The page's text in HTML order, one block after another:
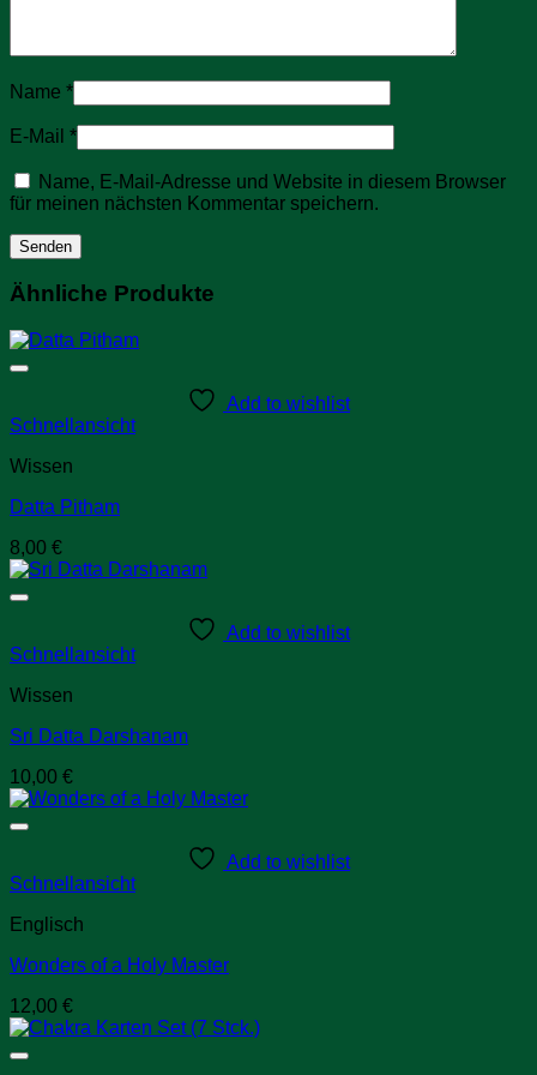
Name *
E-Mail *
Name, E-Mail-Adresse und Website in diesem Browser
für meinen nächsten Kommentar speichern.
Ähnliche Produkte
Add to wishlist
Schnellansicht
Wissen
Datta Pitham
8,00 €
Add to wishlist
Schnellansicht
Wissen
Sri Datta Darshanam
10,00 €
Add to wishlist
Schnellansicht
Englisch
Wonders of a Holy Master
12,00 €